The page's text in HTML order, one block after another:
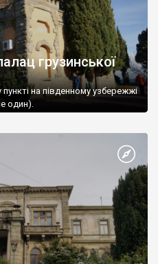
грузинської
на південному узбережжі
один).